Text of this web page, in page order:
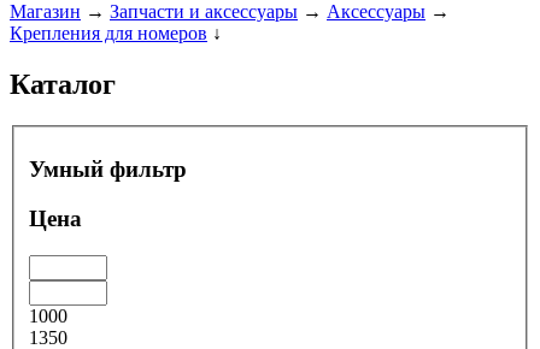
Магазин → Запчасти и аксессуары → Аксессуары →
Крепления для номеров ↓
Каталог
Умный фильтр
Цена
1000
1350